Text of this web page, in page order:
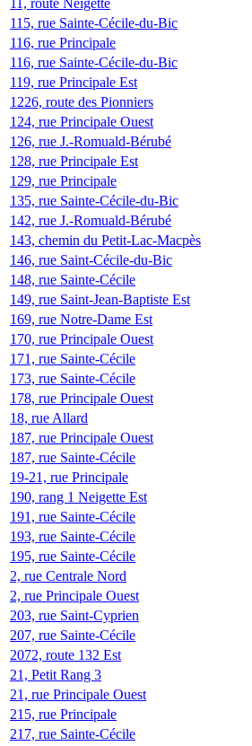
11, route Neigette
115, rue Sainte-Cécile-du-Bic
116, rue Principale
116, rue Sainte-Cécile-du-Bic
119, rue Principale Est
1226, route des Pionniers
124, rue Principale Ouest
126, rue J.-Romuald-Bérubé
128, rue Principale Est
129, rue Principale
135, rue Sainte-Cécile-du-Bic
142, rue J.-Romuald-Bérubé
143, chemin du Petit-Lac-Macpès
146, rue Saint-Cécile-du-Bic
148, rue Sainte-Cécile
149, rue Saint-Jean-Baptiste Est
169, rue Notre-Dame Est
170, rue Principale Ouest
171, rue Sainte-Cécile
173, rue Sainte-Cécile
178, rue Principale Ouest
18, rue Allard
187, rue Principale Ouest
187, rue Sainte-Cécile
19-21, rue Principale
190, rang 1 Neigette Est
191, rue Sainte-Cécile
193, rue Sainte-Cécile
195, rue Sainte-Cécile
2, rue Centrale Nord
2, rue Principale Ouest
203, rue Saint-Cyprien
207, rue Sainte-Cécile
2072, route 132 Est
21, Petit Rang 3
21, rue Principale Ouest
215, rue Principale
217, rue Sainte-Cécile